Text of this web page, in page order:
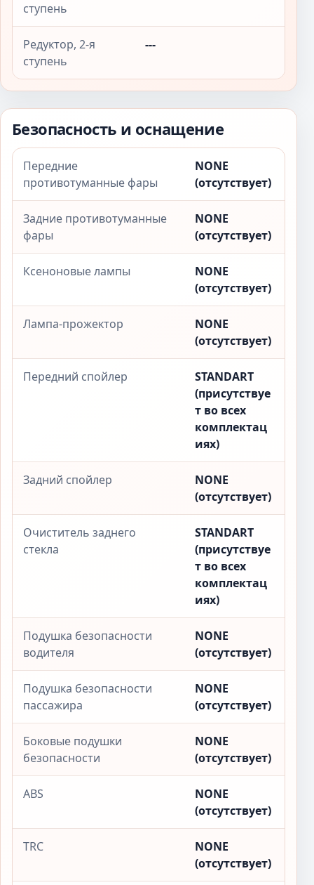
ступень
Редуктор, 2-я
ступень
---
Безопасность и оснащение
Передние
противотуманные фары
NONE
(отсутствует)
Задние противотуманные
фары
NONE
(отсутствует)
Ксеноновые лампы
NONE
(отсутствует)
Лампа-прожектор
NONE
(отсутствует)
Передний спойлер
STANDART
(присутствуе
т во всех
комплектац
иях)
Задний спойлер
NONE
(отсутствует)
Очиститель заднего
стекла
STANDART
(присутствуе
т во всех
комплектац
иях)
Подушка безопасности
водителя
NONE
(отсутствует)
Подушка безопасности
пассажира
NONE
(отсутствует)
Боковые подушки
безопасности
NONE
(отсутствует)
ABS
NONE
(отсутствует)
TRC
NONE
(отсутствует)